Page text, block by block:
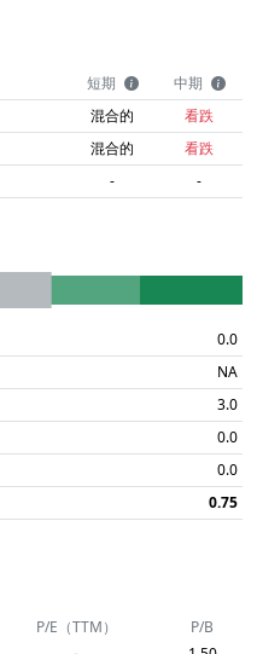
短期
中期
混合的
看跌
混合的
看跌
- -
0.0
NA
3.0
0.0
0.0
0.75
P/E（TTM）
P/B